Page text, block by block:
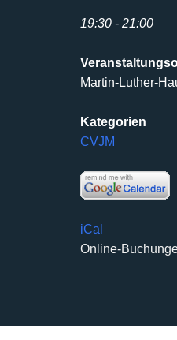
19:30 - 21:00
Martin-Luther-
Kategorien
CVJM
iCal
Online-